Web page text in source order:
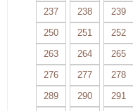
237 238 239
250
251 252
263
264 265
276
277 278
289
290 291